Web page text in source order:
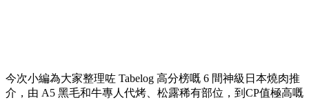
今次小編為大家整理咗 Tabelog 高分榜嘅 6 間神級日本燒肉推
介，由 A5 黑毛和牛專人代烤、松露稀有部位，到CP值極高嘅